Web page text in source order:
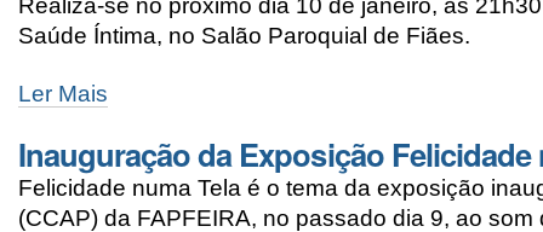
Saúde Íntima, no Salão Paroquial de Fiães.
Ler Mais
Inauguração da Exposição Felicidade
Felicidade numa Tela é o tema da exposição
(CCAP) da FAPFEIRA, no passado dia 9, ao